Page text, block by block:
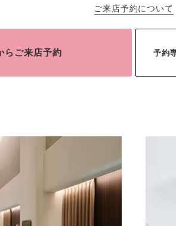
ご来店予約について
らご来店予約 予約